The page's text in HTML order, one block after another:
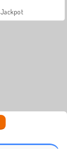
Jackpot